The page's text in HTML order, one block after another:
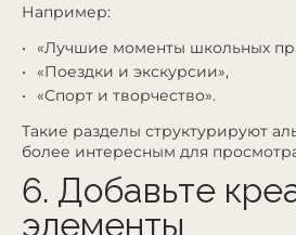
Например:
«Лучшие моменты школьных
«Поездки и экскурсии»,
«Спорт и творчество».
Такие разделы структурируют
более интересным для
6. Добавьте
элементы